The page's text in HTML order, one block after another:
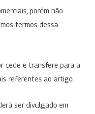
porém não
termos dessa
cede e transfere para a
referentes ao artigo.
ser divulgado em